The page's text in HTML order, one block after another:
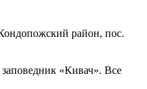
район, пос.
«Кивач». Все